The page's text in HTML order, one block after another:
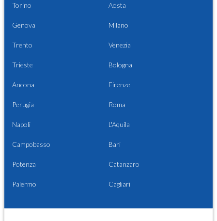
Torino Aosta
Genova Milano
Trento Venezia
Trieste Bologna
Ancona Firenze
Perugia Roma
Napoli L'Aquila
Campobasso Bari
Potenza Catanzaro
Palermo Cagliari